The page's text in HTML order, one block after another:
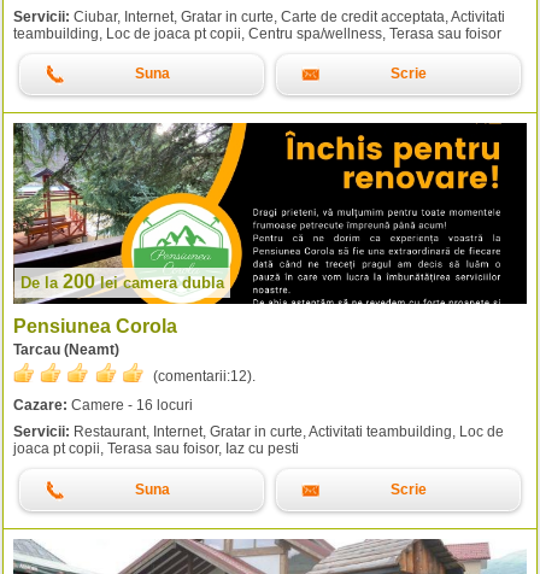
Servicii: Ciubar, Internet, Gratar in curte, Carte de credit acceptata, Activitati
teambuilding, Loc de joaca pt copii, Centru spa/wellness, Terasa sau foisor
Suna Scrie
De la 200leicamera dubla
Pensiunea Corola
Tarcau (Neamt)
(comentarii:12).
Cazare: Camere - 16 locuri
Servicii: Restaurant, Internet, Gratar in curte, Activitati teambuilding, Loc de
joaca pt copii, Terasa sau foisor, Iaz cu pesti
Suna Scrie